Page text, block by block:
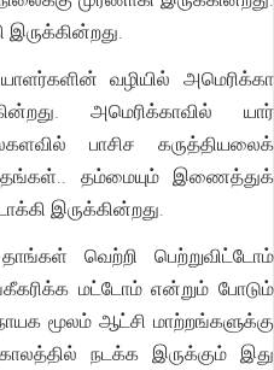
இருக்கின்றது.
வழியில் அமெரிக்கா
அமெரிக்காவில் யார்
பாசிச கருத்தியலைக்
தம்மையும் இணைத்துக்
இருக்கின்றது.
வெற்றி பெற்றுவிட்டோம்
மட்டோம் என்றும் போடும்
மூலம் ஆட்சி மாற்றங்களுக்கு
நடக்க இருக்கும் இது